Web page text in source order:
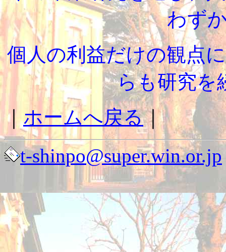
わず
個人の利益だけの観点
らも研究を
｜ホームへ戻る｜
t-shinpo@super.win.or.jp